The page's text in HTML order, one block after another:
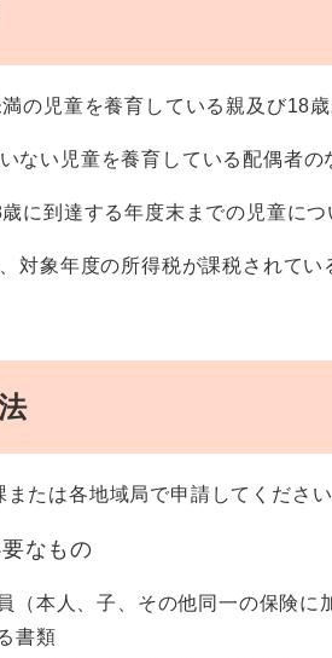
の児童を養育している親及び18
ない児童を養育している配偶者の
到達する年度末までの児童につ
年度の所得税が課税されてい
たは各地域局で申請してください
なもの
（本人、子、その他同一の保険
書類